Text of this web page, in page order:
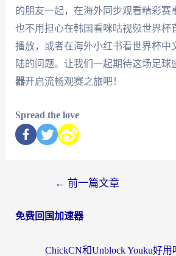
的朋友一起，在海外同步观看精彩赛
也不用担心在韩国看咪咕视频世界杯
播放，或者在海外小红书看世界杯中
陆的问题。让我们一起期待这场足球
器开启流畅观赛之旅吧！
Spread the love
← 前一篇文章
免费回国加速器